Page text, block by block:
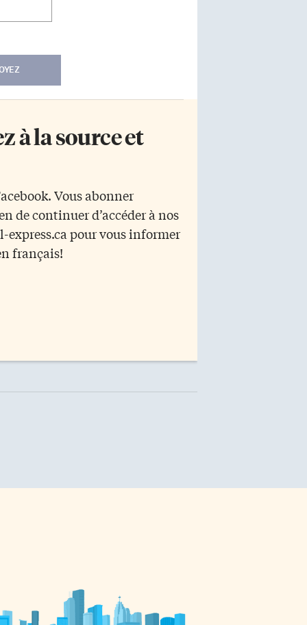
à la source et
Vous abonner
de continuer d’accéder à nos
express.ca pour vous informer
français!